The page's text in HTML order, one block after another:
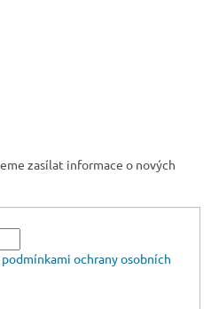
zasílat informace o nových
podmínkami ochrany osobních